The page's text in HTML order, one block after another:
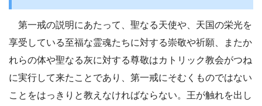
第一戒の説明にあたって、聖なる天使や、天国の栄光を
享受している至福な霊魂たちに対する崇敬や祈願、またか
れらの体や聖なる灰に対する尊敬はカトリック教会がつね
に実行して来たことであり、第一戒にそむくものではない
ことをはっきりと教えなければならない。王が触れを出し